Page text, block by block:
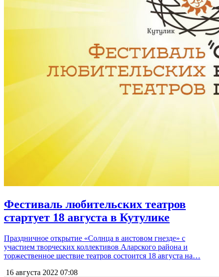
Фестиваль любительских театров
стартует 18 августа в Кутулике
Праздничное открытие «Солнца в аистовом гнезде» с
участием творческих коллективов Аларского района и
торжественное шествие театров состоится 18 августа на…
16 августа 2022 07:08